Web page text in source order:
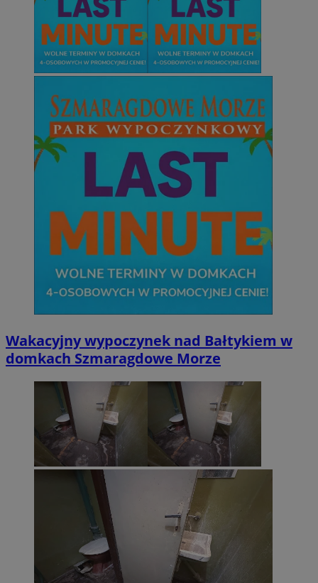
Wakacyjny wypoczynek nad Bałtykiem w
domkach Szmaragdowe Morze